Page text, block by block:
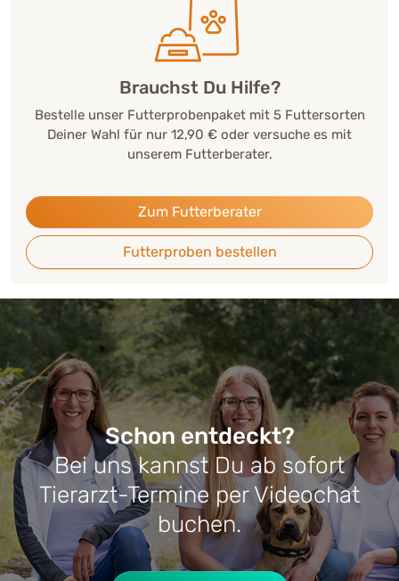
Brauchst Du Hilfe?
Bestelle unser Futterprobenpaket mit 5 Futtersorten
Deiner Wahl für nur 12,90 € oder versuche es mit
unserem Futterberater.
Zum Futterberater
Futterproben bestellen
Schon entdeckt?
Bei uns kannst Du ab sofort
Tierarzt-Termine per Videochat
buchen.